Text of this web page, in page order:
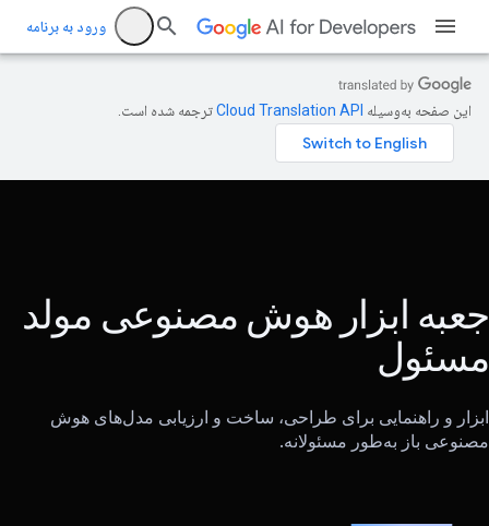
ورود به برنامه
این صفحه به‌وسیله ترجمه شده است.
جعبه ابزار هوش مصنوعی مولد
مسئول
ابزار و راهنمایی برای طراحی، ساخت و ارزیابی مدل‌های هوش
مصنوعی باز به‌طور مسئولانه.